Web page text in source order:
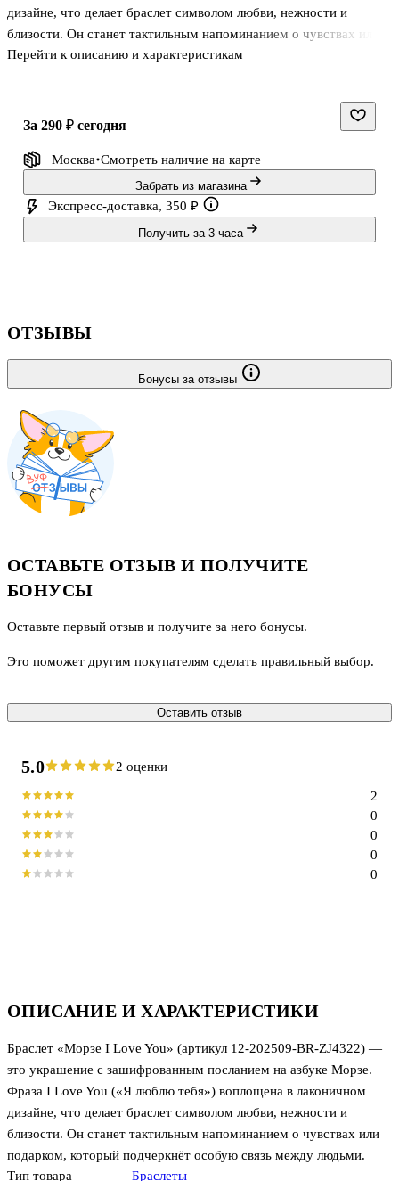
дизайне, что делает браслет символом любви, нежности и
близости. Он станет тактильным напоминанием о чувствах или
подарком, который подчеркнёт особую связь между людьми.
Перейти к описанию и характеристикам
за 290 ₽ сегодня
Москва Смотреть наличие на карте
Забрать из магазина
Экспресс-доставка, 350 ₽
Получить за 3 часа
ОПИСАНИЕ И ХАРАКТЕРИСТИКИ
Браслет «Морзе I Love You» (артикул 12-202509-BR-ZJ4322) —
это украшение с зашифрованным посланием на азбуке Морзе.
Фраза I Love You («Я люблю тебя») воплощена в лаконичном
дизайне, что делает браслет символом любви, нежности и
близости. Он станет тактильным напоминанием о чувствах или
подарком, который подчеркнёт особую связь между людьми.
Тип товара
Браслеты
ОТЗЫВЫ
Бонусы за отзывы
ОСТАВЬТЕ ОТЗЫВ И ПОЛУЧИТЕ
БОНУСЫ
Оставьте первый отзыв и получите за него бонусы.
Это поможет другим покупателям сделать правильный выбор.
Оставить отзыв
5.0 2 оценки
0
0
0
0
2